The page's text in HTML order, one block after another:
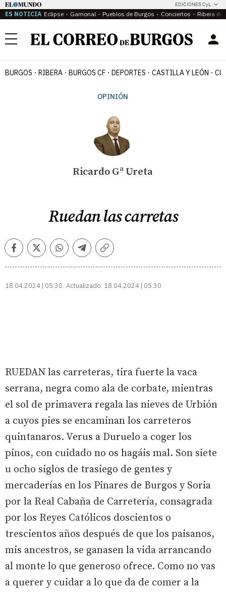
EDICIONES CyL
ES NOTICIA Eclipse Gamonal Pueblos de Burgos Conciertos Ribera del
Menú
BURGOS RIBERA BURGOS CF DEPORTES CASTILLA Y LEÓN
OPINIÓN
Ricardo Gª Ureta
Ruedan las carretas
FacebookTwitterWhatsappTelegramCopiar
18.04.2024 | 05:30 Actualizado: 18.04.2024 | 05:30
RUEDAN las carreteras, tira fuerte la vaca
serrana, negra como ala de corbate, mientras
el sol de primavera regala las nieves de Urbión
a cuyos pies se encaminan los carreteros
quintanaros. Verus a Duruelo a coger los
pinos, con cuidado no os hagáis mal. Son siete
u ocho siglos de trasiego de gentes y
mercaderías en los Pinares de Burgos y Soria
por la Real Cabaña de Carretería, consagrada
por los Reyes Católicos doscientos o
trescientos años después de que los paisanos,
mis ancestros, se ganasen la vida arrancando
al monte lo que generoso ofrece. Como no vas
a querer y cuidar a lo que da de comer a la